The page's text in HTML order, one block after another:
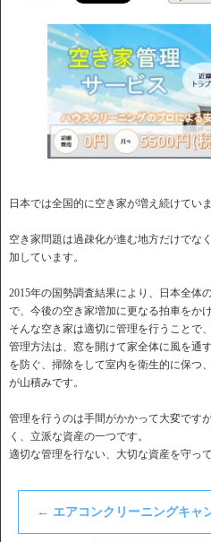
日本では全国的に空き家が増え続けていま
空き家問題は過疎化が進む地方だけでな
加しています。
2015年の国勢調査結果により、日本全体
で、今後の空き家増加に更なる拍車をか
そんな空き家は適切に管理を行うことで
管理方法は、窓を開けて家全体に風を通
を防ぐ、掃除をして室内を衛生的に保つ
が山積みです。
管理を行うのは手間がかかって大変です
く、立派な資産の一つです。
適切な管理を行ない、大切な資産を守っ
← エアコンクリーニングキャ